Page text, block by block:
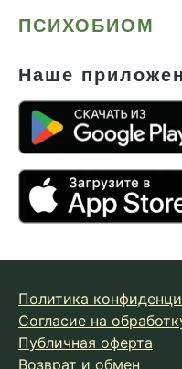
ПСИХОБИОМ
Наше
Политика
Согласие на
Публичная оферта
Возврат и обмен